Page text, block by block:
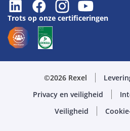
Trots op onze certificeringen
©2026 Rexel
Privacy en veiligheid
Veiligheid